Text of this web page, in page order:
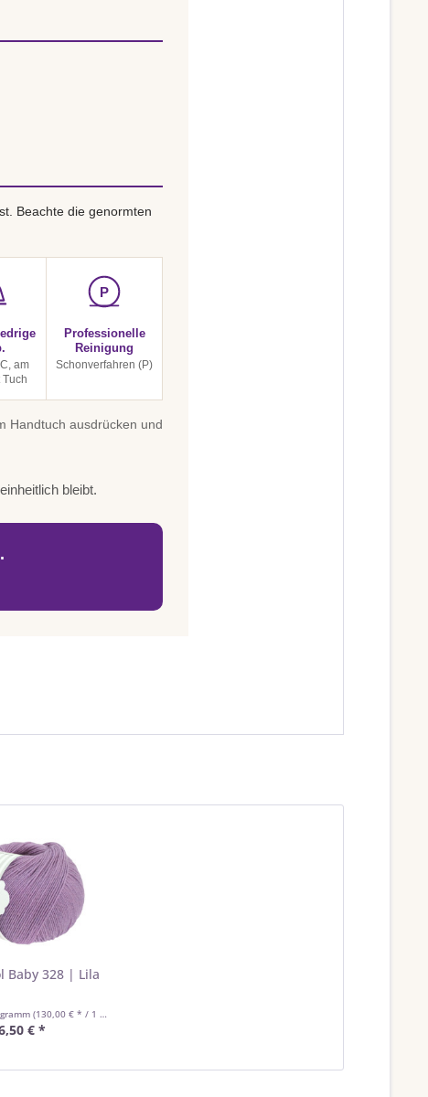
Beachte die genormten
am
Tuch
P
Professionelle
Reinigung
Schonverfahren (P)
Handtuch ausdrücken und
bleibt.
Baby 328 | Lila
(130,00 € * / 1 Kilogramm)
€ *